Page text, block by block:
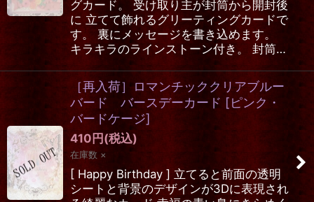
グカード。 受け取り主が封筒から開封後
に 立てて飾れるグリーティングカードで
す。 裏にメッセージを書き込めます。
キラキラのラインストーン付き。 封筒…
［再入荷］ロマンチッククリアブルー
バード バースデーカード [ピンク・
バードケージ]
410 円 (税込)
在庫数 ×
[ Happy Birthday ] 立てると前面の透明
シートと背景のデザインが3Dに表現され